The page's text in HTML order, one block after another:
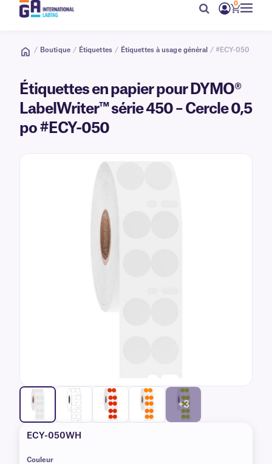
0
/ Boutique / Étiquettes / Étiquettes à usage général / #ECY-050
Étiquettes en papier pour DYMO®
LabelWriter™ série 450 – Cercle 0,5
po #ECY-050
+3
ECY-050WH
Couleur